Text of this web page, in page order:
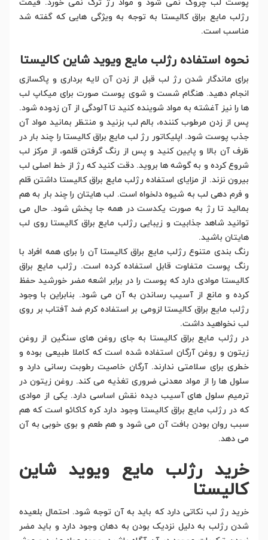
پوست لب چروک نمی شود و مواد رژ ترک نمی خورد. قیمت
رژلب مایع براق کالیستا به توجه به ویژگی هایی که گفته شد
مناسب است.
نحوه استفاده رژلب مایع ویوید شاین کالیستا
برای ماندگار شدن رژ لب قبل از زدن آن لایه برداری و پاکسازی
انجام دهید. هنگام شست و شوی پوست صورت برای میکاپ لب
ها را نیز آغشته به مواد شوینده کنید تا آلودگی از آن زدوده شود.
پس از زدن مرطوب کننده، بالم لب بزنید و منتظر بمانید مواد آن
جذب پوست شود. اپلیکاتور رژ لب مایع براق کالیستا را چند بار در
ظرف آن بالا و پایین کنید و پس از رنگ گرفتن قلمو، از مرکز لب
شروع کرده و به گوشه ها بروید. دقت کنید که رژ از خط اصلی لب
بیرون نزند. از مزایای استفاده رژلب مایع براق کالیستا داشتن قلم
و فرم دهی لب به شیوه دلخواه است. لب هایتان را چند بار به هم
بمالید تا رژ به صورت یکدست در همه جا پخش شود. حال می
توانید شاهد جذابیت و زیبایی رژلب مایع براق کالیستا روی لب
هایتان باشید.
رنگ بندی متنوع رژلب مایع براق کالیستا آن را برای همه افراد با
رنگ پوست متفاوت قابل استفاده کرده است. رژلب مایع براق
کالیستا موادی دارد که پوست را در برابر اشعه مضر خورشید حفظ
کرده و مانع از آسیب رساندن به آن می شود. بنابراین با وجود
رژلب مایع براق کالیستا لزومی بر استفاده کرم ضد آفتاب بر روی
لب نخواهید داشت.
در رژلب مایع براق کالیستا به جای روغن های سنگین از روغن
زیتون و روغن آرگان استفاده شده است که کاملا طبیعی بوده و
خطری برای سلامتی ندارند. آرگان خاصیت رطوبت رسانی دارد و
سلول ها را از مواد معدنی ضروری تغذیه می کند. روغن زیتون در
ترمیم سلول های آسیب دیده نقش اساسی دارد. یکی از موادی
که در رژلب مایع براق کالیستا وجود دارد کره کاکائو است که هم
سبب روان بودن بافت آن می شود و هم طعم و بوی خوبی به آن
می دهد.
خرید رژلب مایع ویوید شاین
کالیستا
خرید رژ لب نکاتی دارد که باید به آن توجه شود. احتمال بلعیده
شدن رژلب به دلیل نزدیک بودن به دهان وجود دارد و باید مضر